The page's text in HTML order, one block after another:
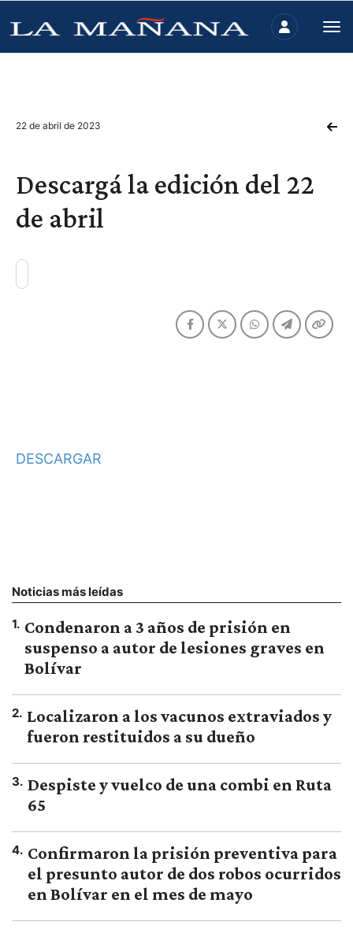
22 de abril de 2023
Descargá la edición del 22
de abril
DESCARGAR
Noticias más leídas
1. Condenaron a 3 años de prisión en
suspenso a autor de lesiones graves en
Bolívar
2. Localizaron a los vacunos extraviados y
fueron restituidos a su dueño
3. Despiste y vuelco de una combi en Ruta
65
4. Confirmaron la prisión preventiva para
el presunto autor de dos robos ocurridos
en Bolívar en el mes de mayo